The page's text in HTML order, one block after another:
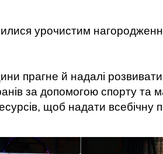
урочистим
прагне й надалі
за допомогою спорту та
щоб надати всебічну